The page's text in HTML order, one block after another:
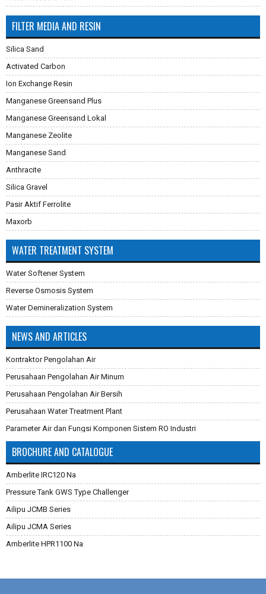
FILTER MEDIA AND RESIN
Silica Sand
Activated Carbon
Ion Exchange Resin
Manganese Greensand Plus
Manganese Greensand Lokal
Manganese Zeolite
Manganese Sand
Anthracite
Silica Gravel
Pasir Aktif Ferrolite
Maxorb
WATER TREATMENT SYSTEM
Water Softener System
Reverse Osmosis System
Water Demineralization System
NEWS AND ARTICLES
Kontraktor Pengolahan Air
Perusahaan Pengolahan Air Minum
Perusahaan Pengolahan Air Bersih
Perusahaan Water Treatment Plant
Parameter Air dan Fungsi Komponen Sistem RO Industri
Cara Mengganti Karet Membran Pressure Tank
Membran Filtrasi
Sistem Reverse Osmosis dan Cara Kerjanya
Cara Menghilangkan Zat Besi Pada Air
Aplikasi Teknologi Membran Pada Pengolahan Air
Filter Air Industri dan Komersial
BROCHURE AND CATALOGUE
Amberlite IRC120 Na
Pressure Tank GWS Type Challenger
Ailipu JCMB Series
Ailipu JCMA Series
Amberlite HPR1100 Na
Jacobi Aquasorb 2000